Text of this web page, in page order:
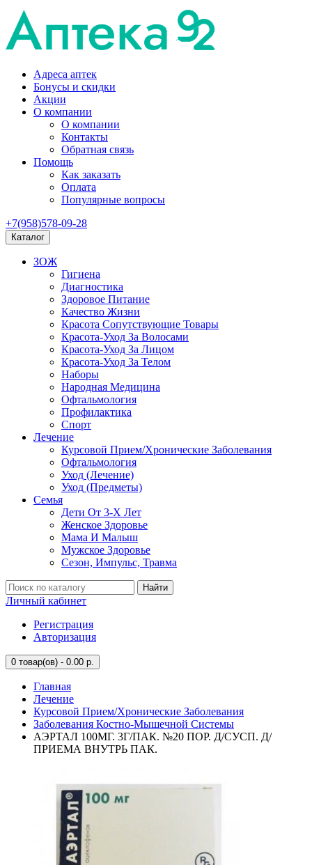
Адреса аптек
Бонусы и скидки
Акции
О компании
О компании
Контакты
Обратная связь
Помощь
Как заказать
Оплата
Популярные вопросы
+7(958)578-09-28
Каталог
ЗОЖ
Гигиена
Диагностика
Здоровое Питание
Качество Жизни
Красота Сопутствующие Товары
Красота-Уход За Волосами
Красота-Уход За Лицом
Красота-Уход За Телом
Наборы
Народная Медицина
Офтальмология
Профилактика
Спорт
Лечение
Курсовой Прием/Хронические Заболевания
Офтальмология
Уход (Лечение)
Уход (Предметы)
Семья
Дети От 3-Х Лет
Женское Здоровье
Мама И Малыш
Мужское Здоровье
Сезон, Импульс, Травма
Найти
Личный кабинет
Регистрация
Авторизация
0 товар(ов) - 0.00 р.
Главная
Лечение
Курсовой Прием/Хронические Заболевания
Заболевания Костно-Мышечной Системы
АЭРТАЛ 100МГ. 3Г/ПАК. №20 ПОР. Д/СУСП. Д/
ПРИЕМА ВНУТРЬ ПАК.